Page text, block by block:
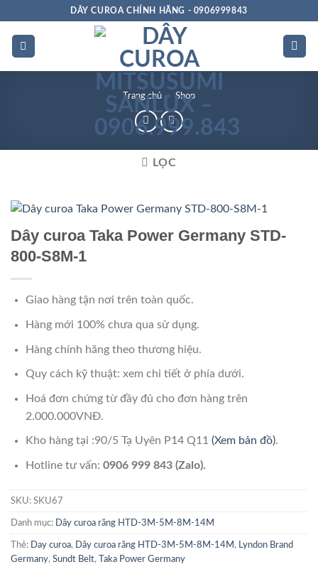
dung
DÂY CUROA CHÍNH HÃNG - 0906999843
Trang chủ » Shop
LỌC
Dây curoa Taka Power Germany STD-
800-S8M-1
Giao hàng tận nơi trên toàn quốc.
Hàng mới 100% chưa qua sử dụng.
Hàng chính hãng theo thương hiệu.
Quy cách kỹ thuật: xem chi tiết ở phía dưới.
Hoá đơn chứng từ đầy đủ cho đơn hàng trên
2.000.000VNĐ.
Kho hàng tại :90/5 Tạ Uyên P14 Q11 (Xem bản đồ).
Hotline tư vấn: 0906 999 843 (Zalo).
SKU: SKU67
Danh mục: Dây curoa răng HTD-3M-5M-8M-14M
Thẻ: Day curoa, Dây curoa răng HTD-3M-5M-8M-14M ,
Lyndon Brand
Germany, Sundt Belt, Taka Power Germany